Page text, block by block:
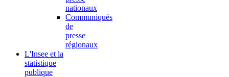
nationaux
Communiqués
de
presse
régionaux
L'Insee et la
statistique
publique